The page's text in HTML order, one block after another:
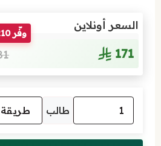
السعر أونلاين
171
وفّر 210 ريال
طالب